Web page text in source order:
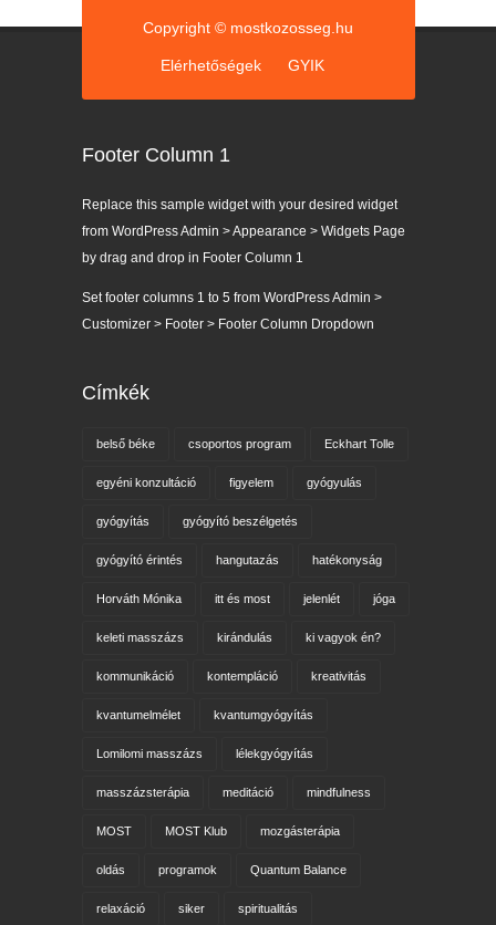
Copyright © mostkozosseg.hu
Elérhetőségek GYIK
Footer Column 1
Replace this sample widget with your desired widget
from WordPress Admin > Appearance > Widgets Page
by drag and drop in Footer Column 1
Set footer columns 1 to 5 from WordPress Admin >
Customizer > Footer > Footer Column Dropdown
Címkék
belső béke csoportos program Eckhart Tolle
egyéni konzultáció figyelem gyógyulás
gyógyítás gyógyító beszélgetés
gyógyító érintés hangutazás hatékonyság
Horváth Mónika itt és most jelenlét jóga
keleti masszázs kirándulás ki vagyok én?
kommunikáció kontempláció kreativitás
kvantumelmélet kvantumgyógyítás
Lomilomi masszázs lélekgyógyítás
masszázsterápia meditáció mindfulness
MOST MOST Klub mozgásterápia
oldás programok Quantum Balance
relaxáció siker spiritualitás